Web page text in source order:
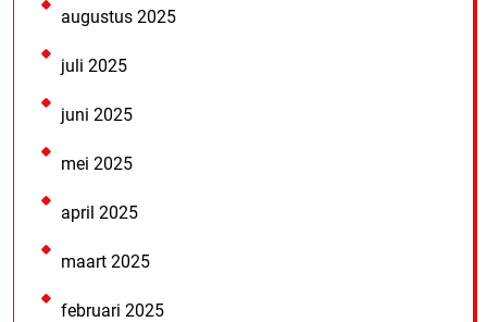
augustus 2025
juli 2025
juni 2025
mei 2025
april 2025
maart 2025
februari 2025